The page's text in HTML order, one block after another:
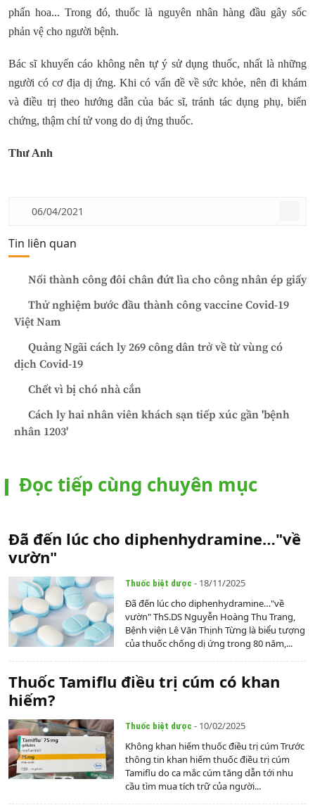
phấn hoa... Trong đó, thuốc là nguyên nhân hàng đầu gây sốc
phản vệ cho người bệnh.
Bác sĩ khuyến cáo không nên tự ý sử dụng thuốc, nhất là những
người có cơ địa dị ứng. Khi có vấn đề về sức khỏe, nên đi khám
và điều trị theo hướng dẫn của bác sĩ, tránh tác dụng phụ, biến
chứng, thậm chí tử vong do dị ứng thuốc.
Thư Anh
06/04/2021
Tin liên quan
Nối thành công đôi chân đứt lìa cho công nhân ép giấy
Thử nghiệm bước đầu thành công vaccine Covid-19
Việt Nam
Quảng Ngãi cách ly 269 công dân trở về từ vùng có
dịch Covid-19
Chết vì bị chó nhà cắn
Cách ly hai nhân viên khách sạn tiếp xúc gần 'bệnh
nhân 1203'
Đọc tiếp cùng chuyên mục
Đã đến lúc cho diphenhydramine…"về
vườn"
Thuốc biệt dược - 18/11/2025
Đã đến lúc cho diphenhydramine…"về
vườn" ThS.DS Nguyễn Hoàng Thu Trang,
Bệnh viện Lê Văn Thịnh Từng là biểu tượng
của thuốc chống dị ứng trong 80 năm,...
Thuốc Tamiflu điều trị cúm có khan
hiếm?
Thuốc biệt dược - 10/02/2025
Không khan hiếm thuốc điều trị cúm Trước
thông tin khan hiếm thuốc điều trị cúm
Tamiflu do ca mắc cúm tăng dẫn tới nhu
cầu tìm mua tích trữ của người...